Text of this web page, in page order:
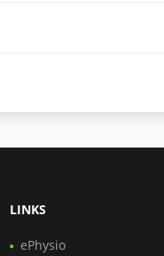
LINKS
ePhysio